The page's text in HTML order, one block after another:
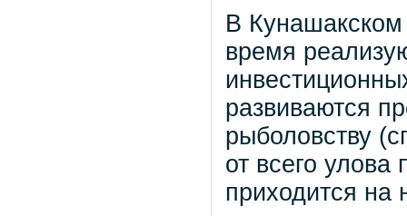
В
время
развиваются
рыболовству
от всего улова
приходится на